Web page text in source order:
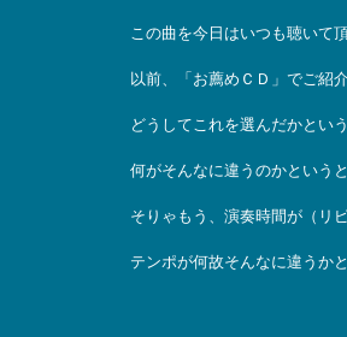
この曲を今日はいつも聴いて頂
以前、「お薦めＣＤ」でご紹介
どうしてこれを選んだかとい
何がそんなに違うのかという
そりゃもう、演奏時間が（リ
テンポが何故そんなに違うか